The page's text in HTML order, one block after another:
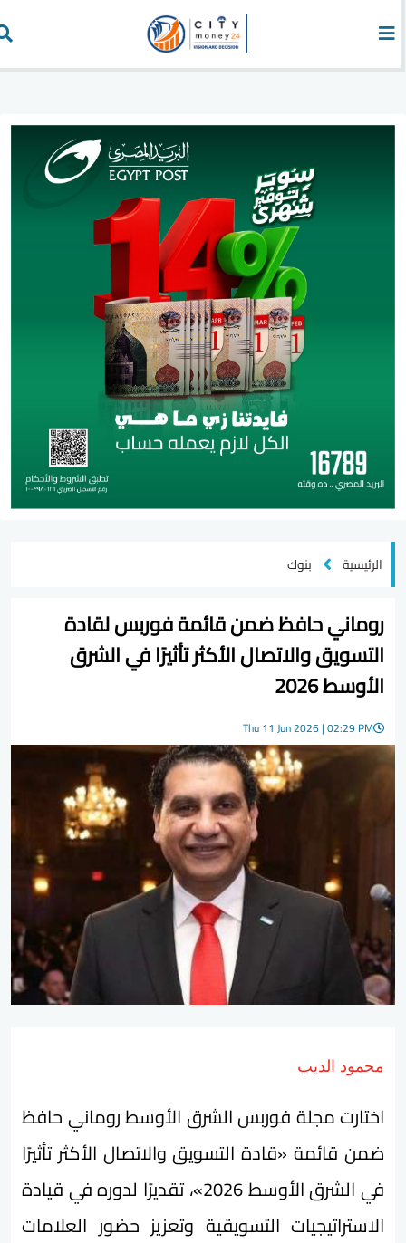
الرئيسية بنوك
روماني حافظ ضمن قائمة فوربس لقادة
التسويق والاتصال الأكثر تأثيرًا في الشرق
الأوسط 2026
Thu 11 Jun 2026 | 02:29 PM
محمود الديب
اختارت مجلة فوربس الشرق الأوسط روماني حافظ
ضمن قائمة «قادة التسويق والاتصال الأكثر تأثيرًا
في الشرق الأوسط 2026»، تقديرًا لدوره في قيادة
الاستراتيجيات التسويقية وتعزيز حضور العلامات